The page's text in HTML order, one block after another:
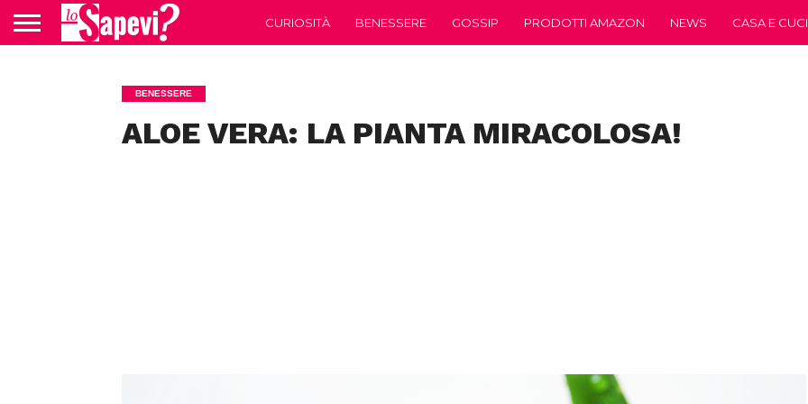
CURIOSITÀ BENESSERE GOSSIP PRODOTTI AMAZON NEWS CASA E
BENESSERE
ALOE VERA: LA PIANTA MIRACOLOSA!